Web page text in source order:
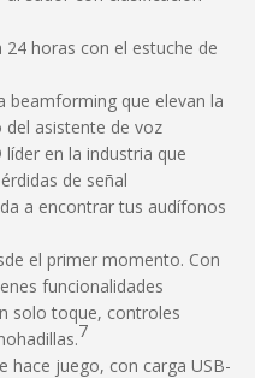
horas con el estuche de
que elevan la
del asistente de voz
en la industria que
de señal
a encontrar tus audífonos
el primer momento. Con
funcionalidades
solo toque, controles
7
hace juego, con carga USB-